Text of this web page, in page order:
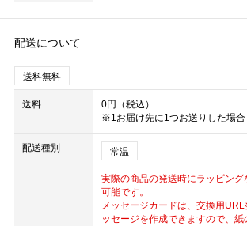
配送について
送料無料
送料
0円（税込）
※1お届け先に1つお送りした場合
配送種別 常温
実際の商品の発送時にラッピン
可能です。
メッセージカードは、交換用
ッセージを作成できますので、